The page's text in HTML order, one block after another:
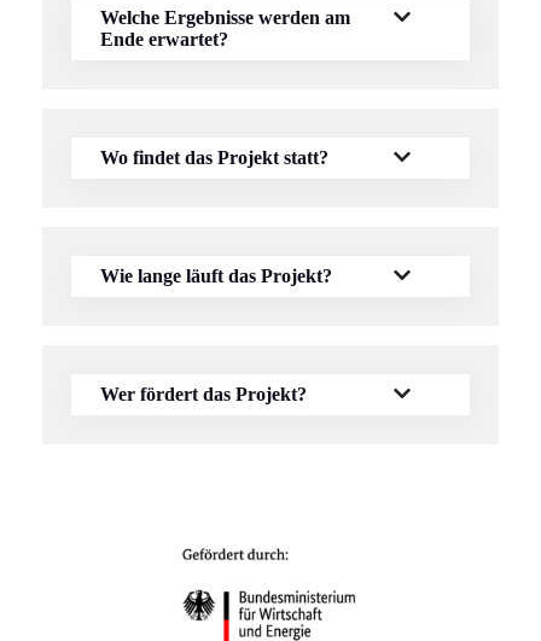
Welche Ergebnisse werden am
Ende erwartet?
Wo findet das Projekt statt?
Wie lange läuft das Projekt?
Wer fördert das Projekt?